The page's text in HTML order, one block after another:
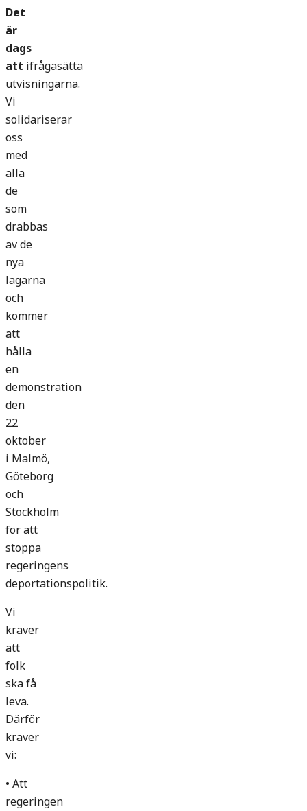
Det
är
dags
attifrågasätta
utvisningarna.
Vi
solidariserar
oss
med
alla
de
som
drabbas
av de
nya
lagarna
och
kommer
att
hålla
en
demonstration
den
22
oktober
i Malmö,
Göteborg
och
Stockholm
för att
stoppa
regeringens
deportationspolitik.
Vi
kräver
att
folk
ska få
leva.
Därför
kräver
vi:
• Att
regeringen